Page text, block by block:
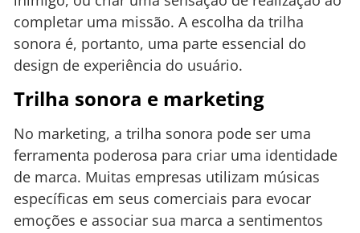
completar uma missão. A escolha da trilha
sonora é, portanto, uma parte essencial do
design de experiência do usuário.
Trilha sonora e marketing
No marketing, a trilha sonora pode ser uma
ferramenta poderosa para criar uma identidade
de marca. Muitas empresas utilizam músicas
específicas em seus comerciais para evocar
emoções e associar sua marca a sentimentos